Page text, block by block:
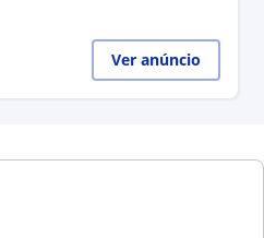
Ver anúncio